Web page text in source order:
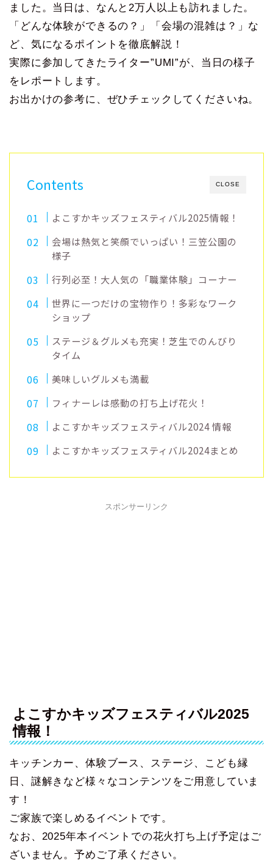
ました。当日は、なんと2万人以上も訪れました。
「どんな体験ができるの？」「会場の混雑は？」な
ど、気になるポイントを徹底解説！
実際に参加してきたライター”UMI”が、当日の様子
をレポートします。
お出かけの参考に、ぜひチェックしてくださいね。
CLOSE
Contents
よこすかキッズフェスティバル2025情報！
会場は熱気と笑顔でいっぱい！三笠公園の
様子
行列必至！大人気の「職業体験」コーナー
世界に一つだけの宝物作り！多彩なワーク
ショップ
ステージ＆グルメも充実！芝生でのんびり
タイム
美味しいグルメも満載
フィナーレは感動の打ち上げ花火！
よこすかキッズフェスティバル2024 情報
よこすかキッズフェスティバル2024まとめ
スポンサーリンク
よこすかキッズフェスティバル2025
情報！
キッチンカー、体験ブース、ステージ、こども縁
日、謎解きなど様々なコンテンツをご用意していま
す！
ご家族で楽しめるイベントです。
なお、2025年本イベントでの花火打ち上げ予定はご
ざいません。予めご了承ください。